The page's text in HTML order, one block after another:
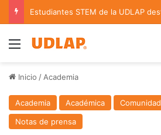
Menu
Inicio / Academia
Academia Académica Comunidad
Notas de prensa